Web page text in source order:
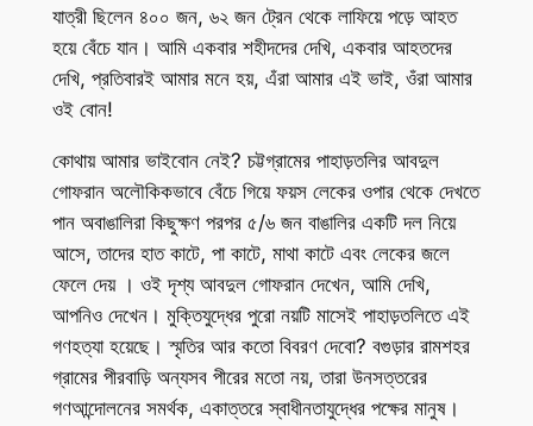
যাত্রী ছিলেন ৪০০ জন, ৬২ জন ট্রেন থেকে লাফিয়ে পড়ে আহত
হয়ে বেঁচে যান। আমি একবার শহীদদের দেখি, একবার আহতদের
দেখি, প্রতিবারই আমার মনে হয়, এঁরা আমার এই ভাই, ওঁরা আমার
ওই বোন!
কোথায় আমার ভাইবোন নেই? চট্টগ্রামের পাহাড়তলির আবদুল
গোফরান অলৌকিকভাবে বেঁচে গিয়ে ফয়স লেকের ওপার থেকে দেখতে
পান অবাঙালিরা কিছুক্ষণ পরপর ৫/৬ জন বাঙালির একটি দল নিয়ে
আসে, তাদের হাত কাটে, পা কাটে, মাথা কাটে এবং লেকের জলে
ফেলে দেয় । ওই দৃশ্য আবদুল গোফরান দেখেন, আমি দেখি,
আপনিও দেখেন। মুক্তিযুদ্ধের পুরো নয়টি মাসেই পাহাড়তলিতে এই
গণহত্যা হয়েছে। স্মৃতির আর কতো বিবরণ দেবো? বগুড়ার রামশহর
গ্রামের পীরবাড়ি অন্যসব পীরের মতো নয়, তারা উনসত্তরের
গণআন্দোলনের সমর্থক, একাত্তরে স্বাধীনতাযুদ্ধের পক্ষের মানুষ।